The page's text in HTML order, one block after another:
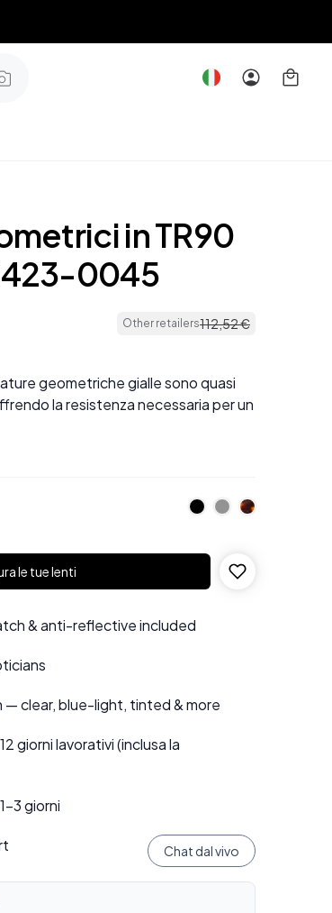
in TR90
0045
Other retailers112,52€
geometriche gialle sono quasi
la resistenza necessaria per un
le tue lenti
& anti-reflective included
— clear, blue-light, tinted & more
giorni lavorativi (inclusa la
giorni
Chat dal vivo